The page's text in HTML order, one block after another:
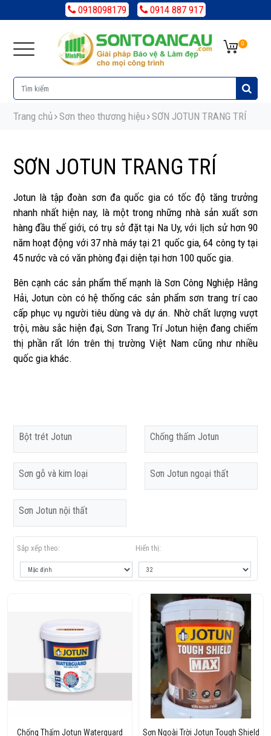
0918098179 0914 887 917
0
Trang chủ Sơn theo thương hiệu SƠN JOTUN TRANG TRÍ
SƠN JOTUN TRANG TRÍ
Jotun là tập đoàn sơn đa quốc gia có tốc độ tăng trưởng
nhanh nhất hiện nay, là một trong những nhà sản xuất sơn
hàng đầu thế giới, có trụ sở đặt tại Na Uy, với lịch sử hơn 90
năm hoạt động với 37 nhà máy tại 21 quốc gia, 64 công ty tại
45 nước và có văn phòng đại diện tại hơn 100 quốc gia.
Bên cạnh các sản phẩm thế mạnh là Sơn Công Nghiệp Hằng
Hải, Jotun còn có hệ thống các sản phẩm sơn trang trí cao
cấp phục vụ người tiêu dùng và dự án. Nhờ chất lượng vượt
trội, màu sắc hiện đại, Sơn Trang Trí Jotun hiện đang chiếm
thị phần rất lớn trên thị trường Việt Nam cũng như nhiều
quốc gia khác.
Bột trét Jotun Chống thấm Jotun
Sơn gỗ và kim loại Sơn Jotun ngoại thất
Sơn Jotun nội thất
Hiển thị:
Sắp xếp theo:
Chống Thấm Jotun Waterguard
Sơn Ngoài Trời Jotun Tough Shield